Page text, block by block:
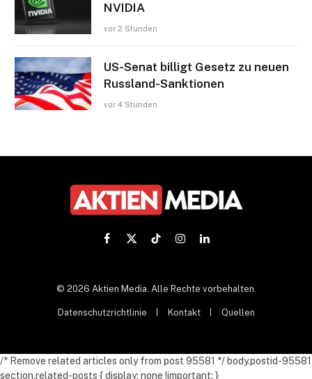
NVIDIA
vor 2 Stunden
US-Senat billigt Gesetz zu neuen
Russland-Sanktionen
vor 4 Stunden
Facebook
X
TikTokInstagramLinkedIn
© 2026 Aktien Media. Alle Rechte vorbehalten.
Datenschutzrichtlinie Kontakt Quellen
/* Remove related articles only from post 95581 */ body.postid-95581
section.related-posts { display: none !important; }